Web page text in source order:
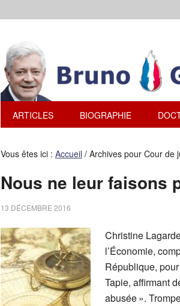
ARTICLES BIOGRAPHIE
Vous êtes ici : Accueil / Archives pour Cour de
Nous ne leur faisons
13 DÉCEMBRE 2016
Christine
l’Économie,
République,
Tapie, affirmant
abusée ».